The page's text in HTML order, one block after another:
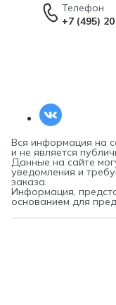
Телефон
+7 (495)
Вся информация на
и не является
Данные на сайте
уведомления и
заказа.
Информация,
основанием для